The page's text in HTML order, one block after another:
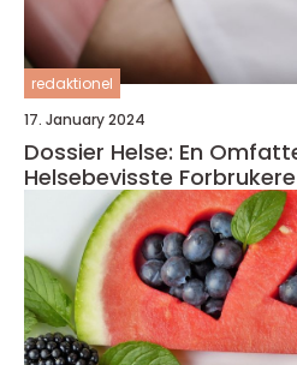
redaktionel
17. January 2024
Dossier Helse: En
Helsebevisste Forbrukere